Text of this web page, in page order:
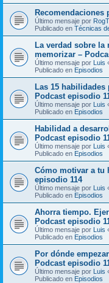
Recomendaciones
Último mensaje por
Publicado en Técnicas
La verdad sobre la
memorizar –
Último mensaje por Luis
Publicado en Episodios
Las 15 habilidades
Podcast episodio
Último mensaje por Luis
Publicado en Episodios
Habilidad a
Podcast episodio
Último mensaje por Luis
Publicado en Episodios
Cómo motivar a tu
episodio 114
Último mensaje por Luis
Publicado en Episodios
Ahorra tiempo.
Podcast episodio
Último mensaje por Luis
Publicado en Episodios
Por dónde
Podcast episodio
Último mensaje por Luis
Publicado en Episodios